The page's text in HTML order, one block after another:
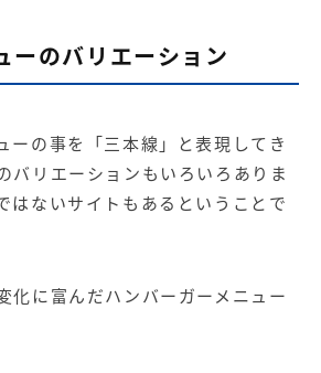
ーのバリエーション
ーの事を「三本線」と表現してき
バリエーションもいろいろありま
はないサイトもあるということで
化に富んだハンバーガーメニュー